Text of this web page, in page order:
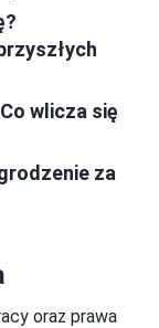
wlicza się
za
oraz prawa